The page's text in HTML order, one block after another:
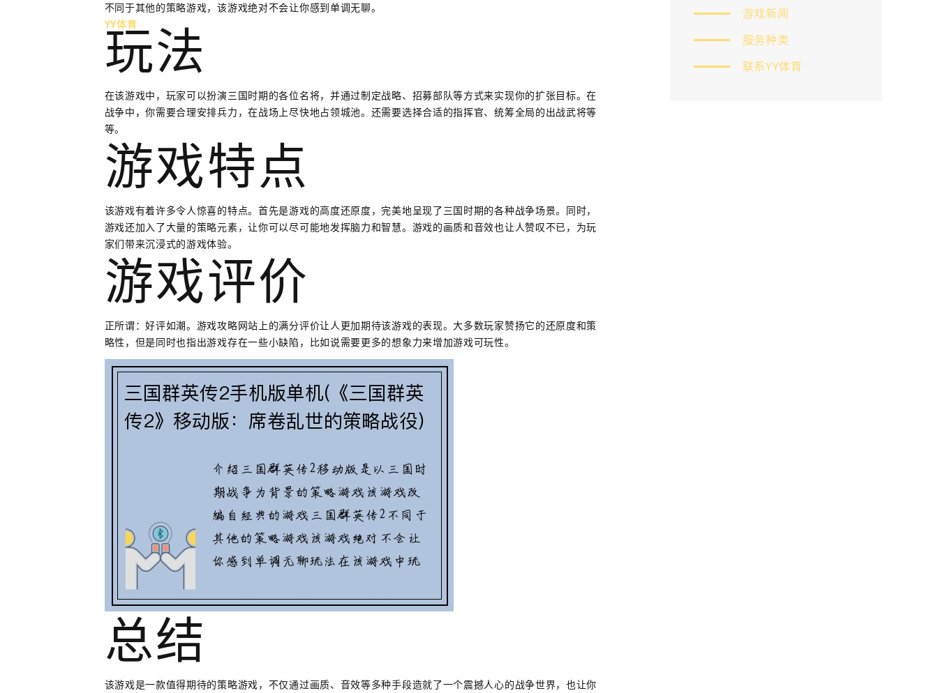
不同于其他的策略游戏，该游戏绝对不会让你感到单调无聊。
YY体育
玩法
在该游戏中，玩家可以扮演三国时期的各位名将，并通过制定战略、招募部队等方式来实现你的扩张目标。在
战争中，你需要合理安排兵力，在战场上尽快地占领城池。还需要选择合适的指挥官、统筹全局的出战武将等
等。
游戏特点
该游戏有着许多令人惊喜的特点。首先是游戏的高度还原度，完美地呈现了三国时期的各种战争场景。同时，
游戏还加入了大量的策略元素，让你可以尽可能地发挥脑力和智慧。游戏的画质和音效也让人赞叹不已，为玩
家们带来沉浸式的游戏体验。
游戏评价
正所谓：好评如潮。游戏攻略网站上的满分评价让人更加期待该游戏的表现。大多数玩家赞扬它的还原度和策
略性，但是同时也指出游戏存在一些小缺陷，比如说需要更多的想象力来增加游戏可玩性。
总结
该游戏是一款值得期待的策略游戏，不仅通过画质、音效等多种手段造就了一个震撼人心的战争世界，也让你
游戏新闻
服务种类
联系YY体育